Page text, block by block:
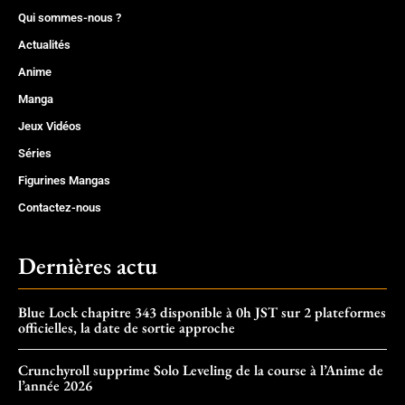
Qui sommes-nous ?
Actualités
Anime
Manga
Jeux Vidéos
Séries
Figurines Mangas
Contactez-nous
Dernières actu
Blue Lock chapitre 343 disponible à 0h JST sur 2 plateformes
officielles, la date de sortie approche
Crunchyroll supprime Solo Leveling de la course à l’Anime de
l’année 2026